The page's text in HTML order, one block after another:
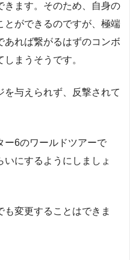
きます。そのため、自身の
とができるのですが、極端
あれば繋がるはずのコンボ
まうそうです。
を与えられず、反撃されて
ー6のワールドツアーで
にするようにしましょ
も変更することはできま